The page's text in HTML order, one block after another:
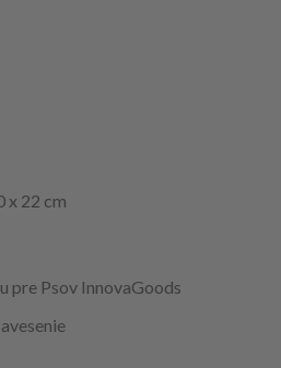
x 22 cm
pre Psov InnovaGoods